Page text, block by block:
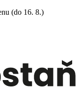
(do 16. 8.)